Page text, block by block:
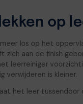
op
los op het
zich aan de finish
leerreiniger
verwijderen is kleiner.
het leer tussendoor